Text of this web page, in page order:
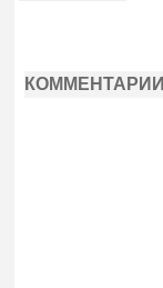
КОММЕНТАРИИ